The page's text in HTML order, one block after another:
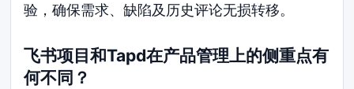
验，确保需求、缺陷及历史评论无损转移。
飞书项目和Tapd在产品管理上的侧重点有
何不同？